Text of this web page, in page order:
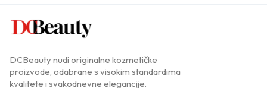
DCBeauty nudi originalne kozmetičke
proizvode, odabrane s visokim standardima
kvalitete i svakodnevne elegancije.